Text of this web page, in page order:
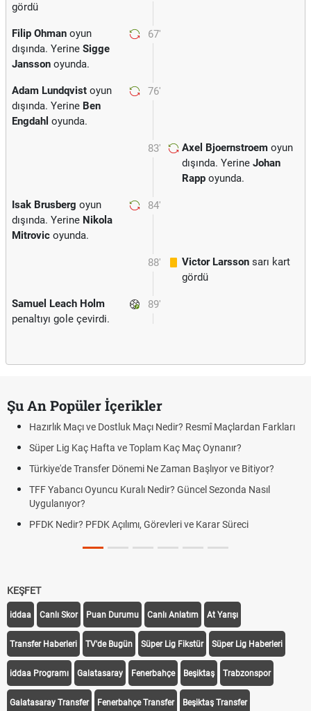
gördü
67'
Filip Ohman oyun
dışında. Yerine Sigge
Jansson oyunda.
76'
Adam Lundqvist oyun
dışında. Yerine Ben
Engdahl oyunda.
83' Axel Bjoernstroem oyun
dışında. Yerine Johan
Rapp oyunda.
84'
Isak Brusberg oyun
dışında. Yerine Nikola
Mitrovic oyunda.
88' Victor Larsson sarı kart
gördü
89'
Samuel Leach Holm
penaltıyı gole çevirdi.
Şu An Popüler İçerikler
Hazırlık Maçı ve Dostluk Maçı Nedir? Resmî Maçlardan Farkları
Süper Lig Kaç Hafta ve Toplam Kaç Maç Oynanır?
Türkiye'de Transfer Dönemi Ne Zaman Başlıyor ve Bitiyor?
TFF Yabancı Oyuncu Kuralı Nedir? Güncel Sezonda Nasıl
Uygulanıyor?
PFDK Nedir? PFDK Açılımı, Görevleri ve Karar Süreci
KEŞFET
iddaa Canlı Skor Puan Durumu Canlı Anlatım At Yarışı
Transfer Haberleri TV'de Bugün Süper Lig Fikstür Süper Lig Haberleri
iddaa Programı Galatasaray Fenerbahçe Beşiktaş Trabzonspor
Galatasaray Transfer Fenerbahçe Transfer Beşiktaş Transfer